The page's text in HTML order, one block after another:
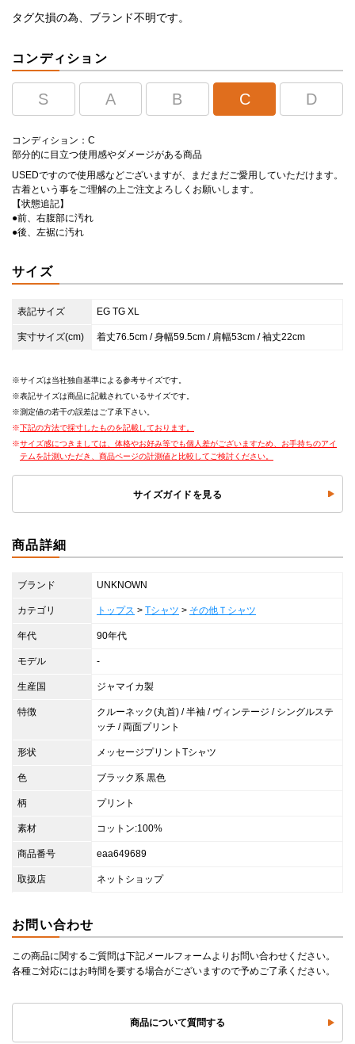
タグ欠損の為、ブランド不明です。
コンディション
S A B C D
コンディション：C
部分的に目立つ使用感やダメージがある商品
USEDですので使用感などございますが、まだまだご愛用していただけます。
古着という事をご理解の上ご注文よろしくお願いします。
【状態追記】
●前、右腹部に汚れ
●後、左裾に汚れ
サイズ
表記サイズ EG TG XL
実寸サイズ(cm) 着丈76.5cm / 身幅59.5cm / 肩幅53cm / 袖丈22cm
サイズは当社独自基準による参考サイズです。
表記サイズは商品に記載されているサイズです。
測定値の若干の誤差はご了承下さい。
下記の方法で採寸したものを記載しております。
サイズ感につきましては、体格やお好み等でも個人差がございますため、お手持ちのアイ
テムを計測いただき、商品ページの計測値と比較してご検討ください。
サイズガイドを見る
商品詳細
ブランド UNKNOWN
カテゴリ トップス > Tシャツ > その他Ｔシャツ
年代 90年代
モデル -
生産国 ジャマイカ製
特徴
クルーネック(丸首) / 半袖 / ヴィンテージ / シングルステ
ッチ / 両面プリント
形状 メッセージプリントTシャツ
色 ブラック系 黒色
柄 プリント
素材 コットン:100%
商品番号 eaa649689
取扱店 ネットショップ
お問い合わせ
この商品に関するご質問は下記メールフォームよりお問い合わせください。
各種ご対応にはお時間を要する場合がございますので予めご了承ください。
商品について質問する